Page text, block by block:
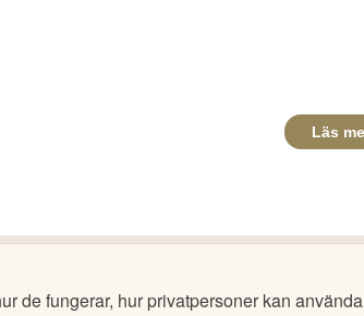
de fungerar, hur privatpersoner kan använda